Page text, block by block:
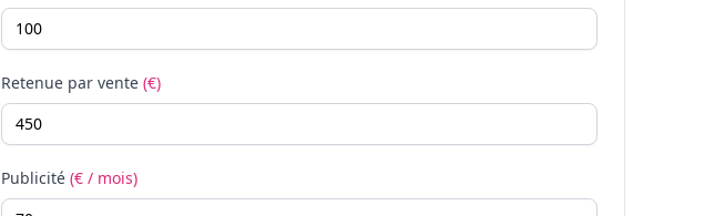
Retenue par vente (€)
Publicité (€ / mois)